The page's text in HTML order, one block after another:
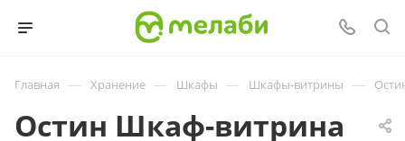
Главная — Хранение — Шкафы — Шкафы-витрины —
Остин Шкаф-витрина